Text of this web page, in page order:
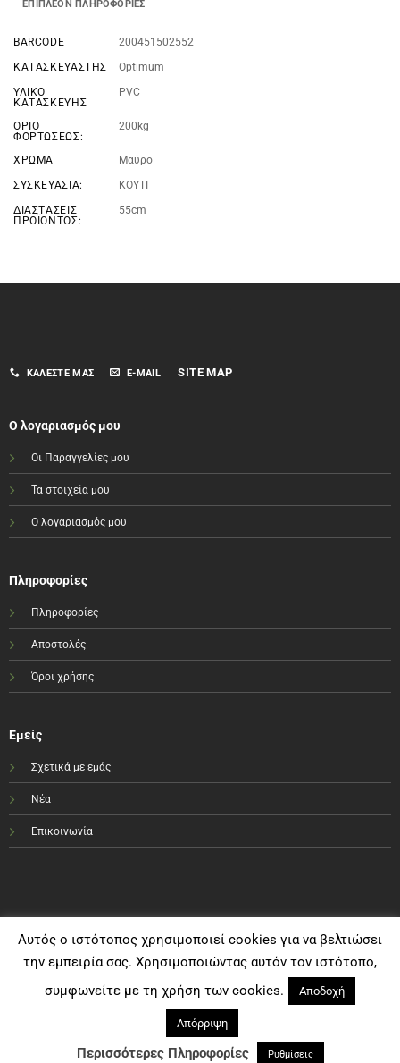
ΕΠΙΠΛΈΟΝ ΠΛΗΡΟΦΟΡΊΕΣ
BARCODE
200451502552
ΚΑΤΑΣΚΕΥΑΣΤΉΣ
Optimum
ΥΛΙΚΌ
ΚΑΤΑΣΚΕΥΉΣ
PVC
ΌΡΙΟ
ΦΟΡΤΏΣΕΩΣ:
200kg
ΧΡΏΜΑ
Μαύρο
ΣΥΣΚΕΥΑΣΊΑ:
KOYTI
ΔΙΑΣΤΆΣΕΙΣ
ΠΡΟΪΌΝΤΟΣ:
55cm
ΚΑΛΈΣΤΕ ΜΑΣ E-MAIL SITE MAP
Ο λογαριασμός μου
Οι Παραγγελίες μου
Τα στοιχεία μου
Ο λογαριασμός μου
Πληροφορίες
Πληροφορίες
Αποστολές
Όροι χρήσης
Εμείς
Σχετικά με εμάς
Νέα
Επικοινωνία
PayPal MasterCard
Transfer
On
Copyright e-sportshop.gr 2021©
Αυτός ο ιστότοπος χρησιμοποιεί cookies για να βελτιώσει
την εμπειρία σας. Χρησιμοποιώντας αυτόν τον ιστότοπο,
συμφωνείτε με τη χρήση των cookies.
Αποδοχή
Απόρριψη
Περισσότερες Πληροφορίες Ρυθμίσεις